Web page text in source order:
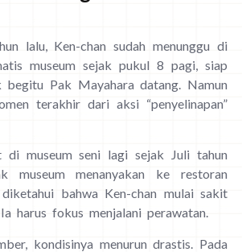
lalu, Ken-chan sudah menunggu di
museum sejak pukul 8 pagi, siap
begitu Pak Mayahara datang. Namun
terakhir dari aksi “penyelinapan”
museum seni lagi sejak Juli tahun
museum menanyakan ke restoran
bahwa Ken-chan mulai sakit
harus fokus menjalani perawatan.
kondisinya menurun drastis. Pada